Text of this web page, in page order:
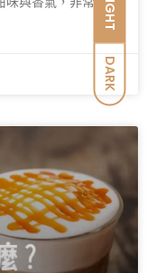
LIGHT
DARK